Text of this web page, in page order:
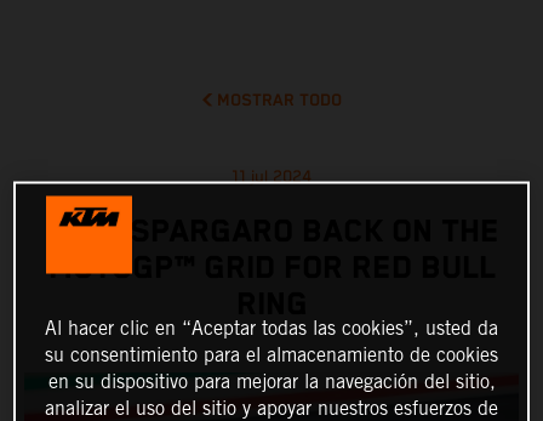
MOSTRAR TODO
11 jul 2024
POL ESPARGARO BACK ON THE
MOTOGP™ GRID FOR RED BULL
Al hacer clic en “Aceptar todas las cookies”, usted da
su consentimiento para el almacenamiento de cookies
en su dispositivo para mejorar la navegación del sitio,
analizar el uso del sitio y apoyar nuestros esfuerzos de